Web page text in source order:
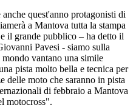
quest'anno protagonisti di
a Mantova tutta la stampa
il grande pubblico – ha detto il
Pavesi - siamo sulla
vantano una simile
pista molto bella e tecnica per
delle moto che saranno in pista
di febbraio a Mantova
motocross".